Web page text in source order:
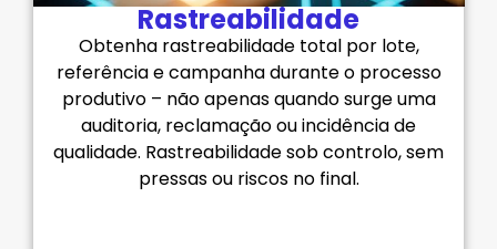
Rastreabilidade
Obtenha rastreabilidade total por lote,
referência e campanha durante o processo
produtivo – não apenas quando surge uma
auditoria, reclamação ou incidência de
qualidade. Rastreabilidade sob controlo, sem
pressas ou riscos no final.